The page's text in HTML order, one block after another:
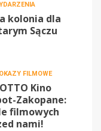
kolonia dla
Sączu
FILMOWE
Kino
Zakopane:
filmowych
nami!